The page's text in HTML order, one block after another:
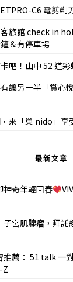
C6 電剪剃
旅館 check in
＆有停車場
吧！山中 52 道
讓另一半「賞心
來「巢 nido」享
最新文章
神奇年輕回春
子宮肌腺瘤，拜託
推薦： 51 talk 一
Z